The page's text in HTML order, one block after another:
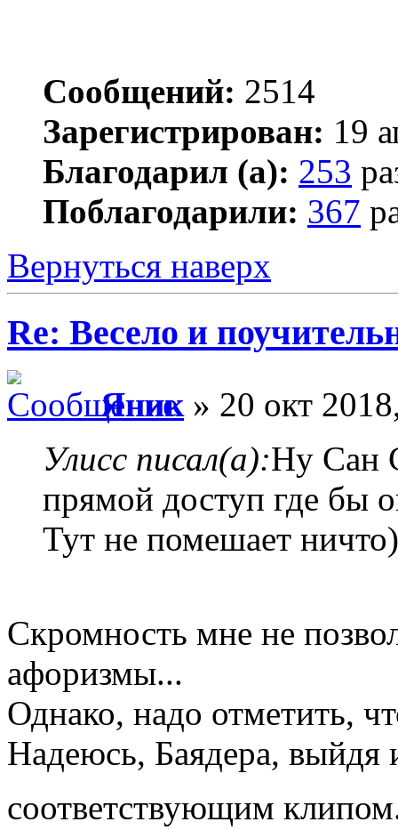
Сообщений: 2514
Зарегистрирован: 19
Благодарил (а): 253
Поблагодарили: 367
Вернуться наверх
Re: Весело и
Яник» 20 окт
Улисс писал(а):Ну Сан
прямой доступ где бы
Тут не помешает ничто)
Скромность мне не
афоризмы...
Однако, надо отметить,
Надеюсь, Баядера, выйдя
соответствующим